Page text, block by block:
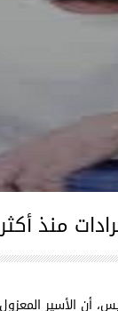
منذ